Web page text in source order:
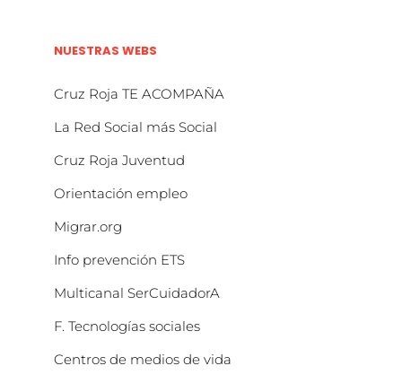
NUESTRAS WEBS
Cruz Roja TE ACOMPAÑA
La Red Social más Social
Cruz Roja Juventud
Orientación empleo
Migrar.org
Info prevención ETS
Multicanal SerCuidadorA
F. Tecnologías sociales
Centros de medios de vida